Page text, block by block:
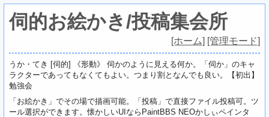
伺的お絵かき/投稿集会所
[ホーム] [管理モード]
うか・てき [伺的] 《形動》 伺かのように見える何か。「伺か」のキャ
ラクターであってもなくてもよい。つまり割となんでも良い。【初出】
勉強会
「お絵かき」でその場で描画可能。「投稿」で直接ファイル投稿可。ツ
ール選択ができます。懐かしいUIならPaintBBS NEOかしぃペインタ